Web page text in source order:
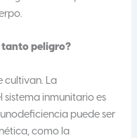
tanto peligro?
cultivan. La
inmunitario es
puede ser
como la